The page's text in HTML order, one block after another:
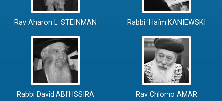
Rav Aharon L. STEINMAN Rabbi 'Haïm KANIEWSKI
Rabbi David ABI'HSSIRA Rav Chlomo AMAR